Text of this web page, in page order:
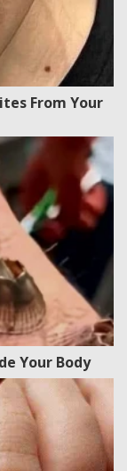
From Your
Your Body